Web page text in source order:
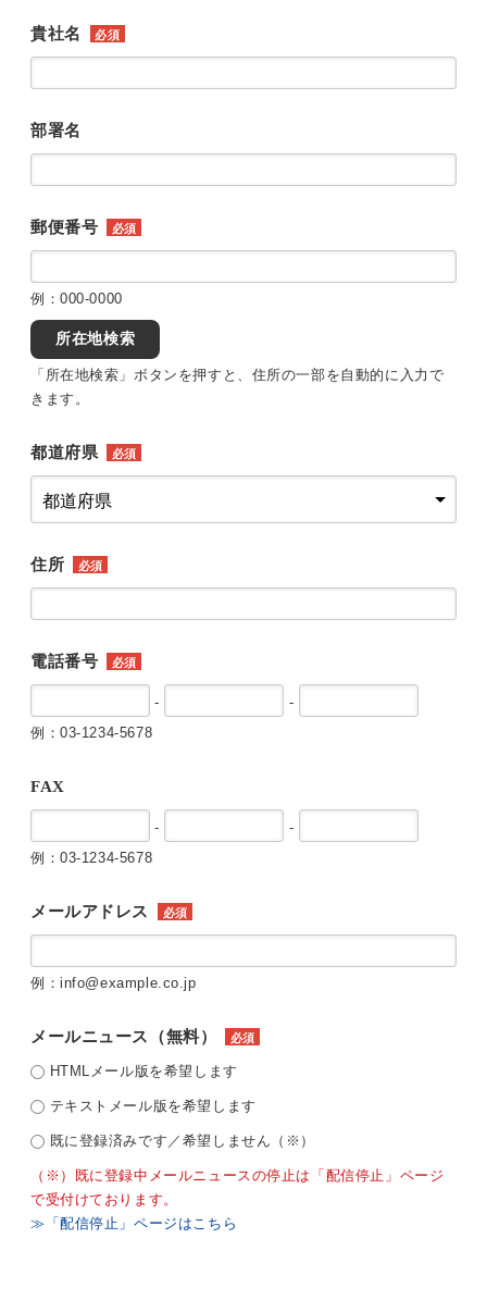
貴社名 必須
部署名
郵便番号 必須
例：000-0000
所在地検索
「所在地検索」ボタンを押すと、住所の一部を自動的に入力で
きます。
都道府県 必須
住所 必須
電話番号 必須
-
-
例：03-1234-5678
FAX
-
-
例：03-1234-5678
メールアドレス 必須
例：info@example.co.jp
メールニュース（無料） 必須
HTMLメール版を希望します
テキストメール版を希望します
既に登録済みです／希望しません（※）
（※）既に登録中メールニュースの停止は「配信停止」ページ
で受付けております。
≫「配信停止」ページはこちら